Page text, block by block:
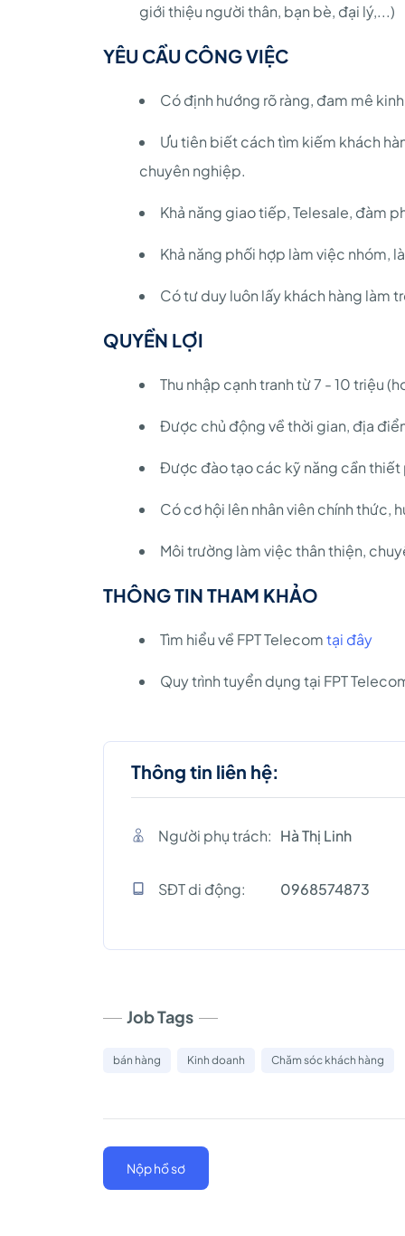
giới thiệu người thân, bạn bè, đại lý,...)
YÊU CẦU CÔNG VIỆC
Có định hướng rõ ràng, đam mê
Ưu tiên biết cách tìm kiếm khách
chuyên nghiệp.
Khả năng giao tiếp, Telesale, đàm
Khả năng phối hợp làm việc nhóm,
Có tư duy luôn lấy khách hàng làm
QUYỀN LỢI
Thu nhập cạnh tranh từ 7 - 10 triệu
Được chủ động về thời gian, địa
Được đào tạo các kỹ năng cần thiết
Có cơ hội lên nhân viên chính thức,
Môi trường làm việc thân thiện,
THÔNG TIN THAM KHẢO
Tìm hiểu về FPT Telecomtại đây
Quy trình tuyển dụng tại FPT
Thông tin liên hệ:
Người phụ trách: Hà Thị Linh
SĐT di động: 0968574873
Job Tags
bán hàng Kinh doanh Chăm sóc khách hàng
Nộp hồ sơ